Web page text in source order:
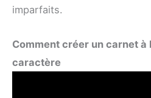
imparfaits.
Comment créer un carnet à
caractère